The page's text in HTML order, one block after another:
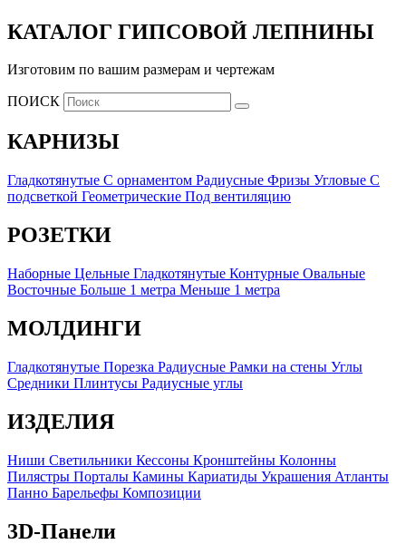
КАТАЛОГ ГИПСОВОЙ ЛЕПНИНЫ
Изготовим по вашим размерам и чертежам
ПОИСК
КАРНИЗЫ
Гладкотянутые C орнаментом Радиусные Фризы Угловые C
подсветкой Геометрические Под вентиляцию
РОЗЕТКИ
Наборные Цельные Гладкотянутые Контурные Овальные
Восточные Больше 1 метра Меньше 1 метра
МОЛДИНГИ
Гладкотянутые Порезка Радиусные Рамки на стены Углы
Средники Плинтусы Радиусные углы
ИЗДЕЛИЯ
Ниши Светильники Кессоны Кронштейны Колонны
Пилястры Порталы Камины Кариатиды Украшения Атланты
Панно Барельефы Композиции
3D-Панели